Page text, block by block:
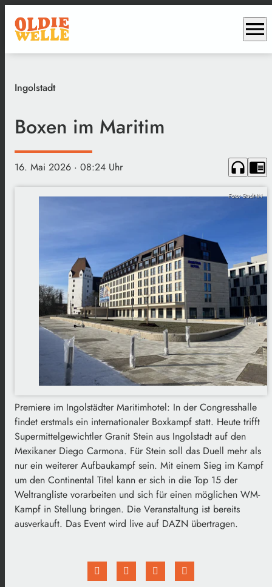
menu
Ingolstadt
Boxen im Maritim
16. Mai 2026 · 08:24 Uhr headphones chrome_reader_mode
Foto: Stadt IN
Premiere im Ingolstädter Maritimhotel: In der Congresshalle
findet erstmals ein internationaler Boxkampf statt. Heute trifft
Supermittelgewichtler Granit Stein aus Ingolstadt auf den
Mexikaner Diego Carmona. Für Stein soll das Duell mehr als
nur ein weiterer Aufbaukampf sein. Mit einem Sieg im Kampf
um den Continental Titel kann er sich in die Top 15 der
Weltrangliste vorarbeiten und sich für einen möglichen WM-
Kampf in Stellung bringen. Die Veranstaltung ist bereits
ausverkauft. Das Event wird live auf DAZN übertragen.